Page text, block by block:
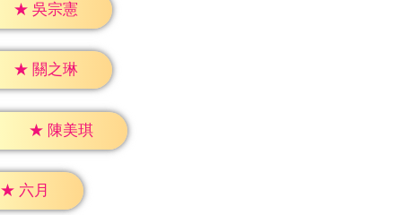
★ 吳宗憲
★ 關之琳
★ 陳美琪
★ 六月